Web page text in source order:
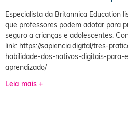
Especialista da Britannica Education
que professores podem adotar para
seguro a crianças e adolescentes.
link: https://sapiencia.digital/tres-
habilidade-dos-nativos-digitais-
aprendizado/
Leia mais +